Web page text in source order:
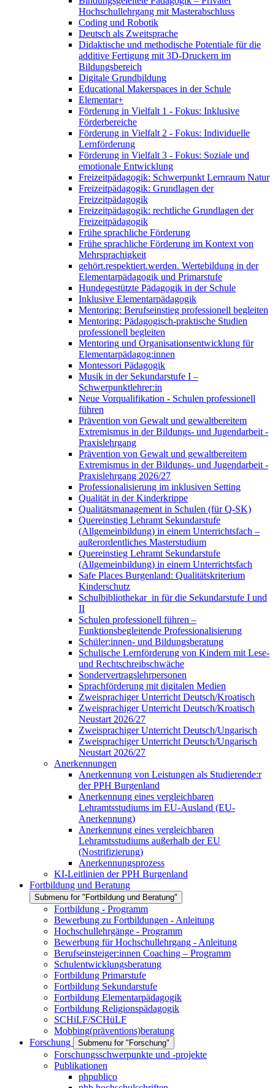
Hochschullehrgang mit Masterabschluss
Coding und Robotik
Deutsch als Zweitsprache
Didaktische und methodische Potentiale für die
additive Fertigung mit 3D-Druckern im
Bildungsbereich
Digitale Grundbildung
Educational Makerspaces in der Schule
Elementar+
Förderung in Vielfalt 1 - Fokus: Inklusive
Förderbereiche
Förderung in Vielfalt 2 - Fokus: Individuelle
Lernförderung
Förderung in Vielfalt 3 - Fokus: Soziale und
emotionale Entwicklung
Freizeitpädagogik: Schwerpunkt Lernraum Natur
Freizeitpädagogik: Grundlagen der
Freizeitpädagogik
Freizeitpädagogik: rechtliche Grundlagen der
Freizeitpädagogik
Frühe sprachliche Förderung
Frühe sprachliche Förderung im Kontext von
Mehrsprachigkeit
gehört.respektiert.werden. Wertebildung in der
Elementarpädagogik und Primarstufe
Hundegestützte Pädagogik in der Schule
Inklusive Elementarpädagogik
Mentoring: Berufseinstieg professionell begleiten
Mentoring: Pädagogisch-praktische Studien
professionell begleiten
Mentoring und Organisationsentwicklung für
Elementarpädagog:innen
Montessori Pädagogik
Musik in der Sekundarstufe I –
Schwerpunktlehrer:in
Neue Vorqualifikation - Schulen professionell
führen
Prävention von Gewalt und gewaltbereitem
Extremismus in der Bildungs- und Jugendarbeit -
Praxislehrgang
Prävention von Gewalt und gewaltbereitem
Extremismus in der Bildungs- und Jugendarbeit -
Praxislehrgang 2026/27
Professionalisierung im inklusiven Setting
Qualität in der Kinderkrippe
Qualitätsmanagement in Schulen (für Q-SK)
Quereinstieg Lehramt Sekundarstufe
(Allgemeinbildung) in einem Unterrichtsfach –
außerordentliches Masterstudium
Quereinstieg Lehramt Sekundarstufe
(Allgemeinbildung) in einem Unterrichtsfach
Safe Places Burgenland: Qualitätskriterium
Kinderschutz
Schulbibliothekar_in für die Sekundarstufe I und
II
Schulen professionell führen –
Funktionsbegleitende Professionalisierung
Schüler:innen- und Bildungsberatung
Schulische Lernförderung von Kindern mit Lese-
und Rechtschreibschwäche
Sondervertragslehrpersonen
Sprachförderung mit digitalen Medien
Zweisprachiger Unterricht Deutsch/Kroatisch
Zweisprachiger Unterricht Deutsch/Kroatisch
Neustart 2026/27
Zweisprachiger Unterricht Deutsch/Ungarisch
Zweisprachiger Unterricht Deutsch/Ungarisch
Neustart 2026/27
Anerkennungen
Anerkennung von Leistungen als Studierende:r
der PPH Burgenland
Anerkennung eines vergleichbaren
Lehramtsstudiums im EU-Ausland (EU-
Anerkennung)
Anerkennung eines vergleichbaren
Lehramtsstudiums außerhalb der EU
(Nostrifizierung)
Anerkennungsprozess
KI-Leitlinien der PPH Burgenland
Fortbildung und Beratung
Submenu for "Fortbildung und Beratung"
Fortbildung - Programm
Bewerbung zu Fortbildungen - Anleitung
Hochschullehrgänge - Programm
Bewerbung für Hochschullehrgang - Anleitung
Berufseinsteiger:innen Coaching – Programm
Schulentwicklungsberatung
Fortbildung Primarstufe
Fortbildung Sekundarstufe
Fortbildung Elementarpädagogik
Fortbildung Religionspädagogik
SCHiLF/SCHüLF
Mobbing(präventions)beratung
Forschung
Submenu for "Forschung"
Forschungsschwerpunkte und -projekte
Publikationen
phpublico